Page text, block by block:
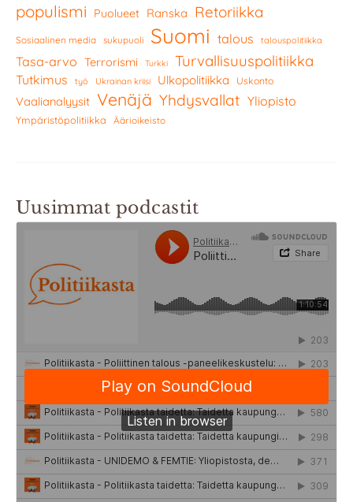
populismi Puolueet Ranska Retoriikka
Sosiaalinen media sukupuoli Suomi talous talouspolitiikka
Tasa-arvo Terrorismi Turkki Turvallisuuspolitiikka
Tutkimus työ Ukrainan kriisi Ulkopolitiikka Uskonto
Vaalianalyysit Venäjä Yhdysvallat Yliopisto
Ympäristöpolitiikka Äärioikeisto
Uusimmat podcastit